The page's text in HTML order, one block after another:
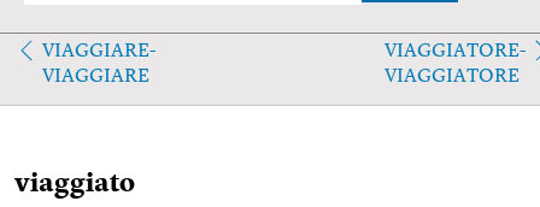
VIAGGIARE-
VIAGGIARE
VIAGGIATORE-
VIAGGIATORE
viaggiato